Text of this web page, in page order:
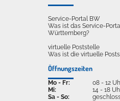
Service-Portal BW
Was ist das Service-
Württemberg?
virtuelle Poststelle
Was ist die virtuelle
Öffnungszeiten
Mo - Fr:
Mi:
Sa - So:
08 - 12
14 - 18